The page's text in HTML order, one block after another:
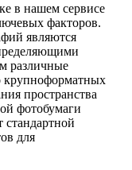
в нашем сервисе
факторов.
являются
различные
крупноформатных
пространства
фотобумаги
стандартной
для